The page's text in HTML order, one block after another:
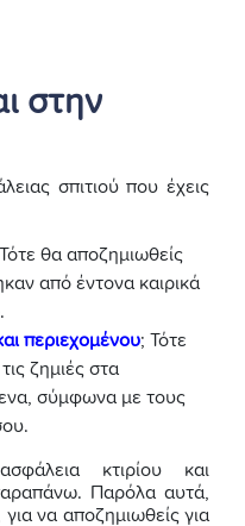
στην
σπιτιού που έχεις
θα αποζημιωθείς
από έντονα καιρικά
περιεχομένου; Τότε
ζημιές στα
σύμφωνα με τους
κτιρίου και
Παρόλα αυτά,
να αποζημιωθείς για